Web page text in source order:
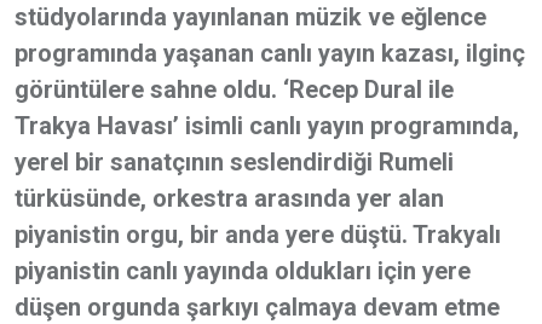
stüdyolarında yayınlanan müzik ve eğlence
programında yaşanan canlı yayın kazası, ilginç
görüntülere sahne oldu. ‘Recep Dural ile
Trakya Havası’ isimli canlı yayın programında,
yerel bir sanatçının seslendirdiği Rumeli
türküsünde, orkestra arasında yer alan
piyanistin orgu, bir anda yere düştü. Trakyalı
piyanistin canlı yayında oldukları için yere
düşen orgunda şarkıyı çalmaya devam etme